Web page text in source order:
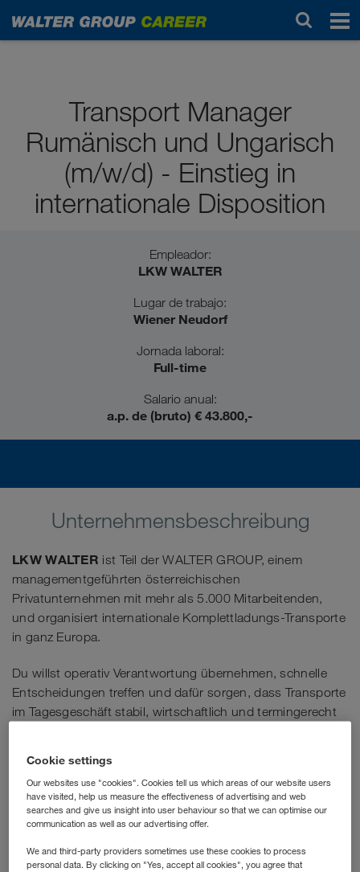
Estudiantes / estudiantes bachillerato
Transport Manager
Rumänisch und Ungarisch
(m/w/d) - Einstieg in
internationale Disposition
Empleador:
LKW WALTER
Lugar de trabajo:
Wiener Neudorf
Jornada laboral:
Full-time
Salario anual:
a.p. de (bruto) € 43.800,-
Unternehmensbeschreibung
LKW WALTER ist Teil der WALTER GROUP, einem
managementgeführten österreichischen
Privatunternehmen mit mehr als 5.000 Mitarbeitenden,
und organisiert internationale Komplettladungs-Transporte
in ganz Europa.
Du willst operativ Verantwortung übernehmen, schnelle
Entscheidungen treffen und dafür sorgen, dass Transporte
im Tagesgeschäft stabil, wirtschaftlich und termingerecht
Grobplanung und hältst die Abläufe auch dann auf Kurs,
wenn’s dynamisch wird.
Cookie settings
Our websites use "cookies". Cookies tell us which areas of our website users
have visited, help us measure the effectiveness of advertising and web
searches and give us insight into user behaviour so that we can optimise our
communication as well as our advertising offer.
We and third-party providers sometimes use these cookies to process
personal data. By clicking on "Yes, accept all cookies", you agree that